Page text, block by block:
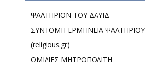
ΨΑΛΤΗΡΙΟΝ ΤΟΥ ΔΑΥΙΔ
ΣΥΝΤΟΜΗ ΕΡΜΗΝΕΙΑ ΨΑΛΤΗΡΙΟΥ
(religious.gr)
ΟΜΙΛΙΕΣ ΜΗΤΡΟΠΟΛΙΤΗ